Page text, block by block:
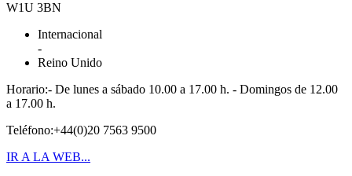
W1U 3BN
Internacional
-
Reino Unido
Horario:- De lunes a sábado 10.00 a 17.00 h. - Domingos de 12.00
a 17.00 h.
Teléfono:+44(0)20 7563 9500
IR A LA WEB...